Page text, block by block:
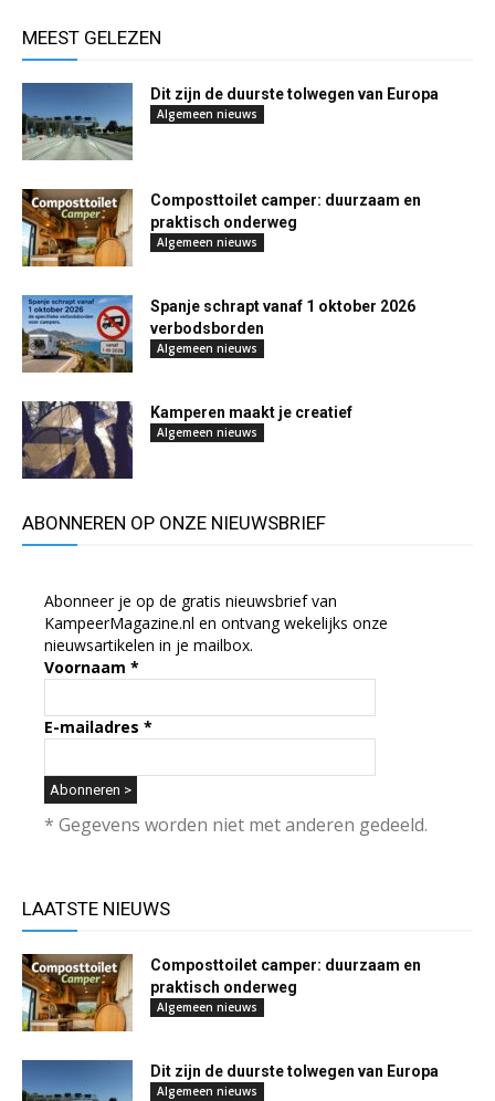
MEEST GELEZEN
Dit zijn de duurste tolwegen van Europa
Algemeen nieuws
Composttoilet camper: duurzaam en
praktisch onderweg
Algemeen nieuws
Spanje schrapt vanaf 1 oktober 2026
verbodsborden
Algemeen nieuws
Kamperen maakt je creatief
Algemeen nieuws
ABONNEREN OP ONZE NIEUWSBRIEF
Abonneer je op de gratis nieuwsbrief van
KampeerMagazine.nl en ontvang wekelijks onze
nieuwsartikelen in je mailbox.
Voornaam *
E-mailadres *
* Gegevens worden niet met anderen gedeeld.
LAATSTE NIEUWS
Composttoilet camper: duurzaam en
praktisch onderweg
Algemeen nieuws
Dit zijn de duurste tolwegen van Europa
Algemeen nieuws